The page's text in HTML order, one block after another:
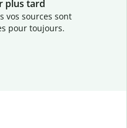
plus tard
vos sources sont
pour toujours.